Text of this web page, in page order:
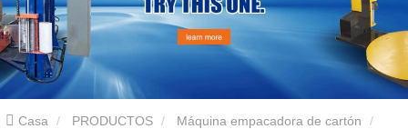
Casa PRODUCTOS Máquina empacadora de cartón